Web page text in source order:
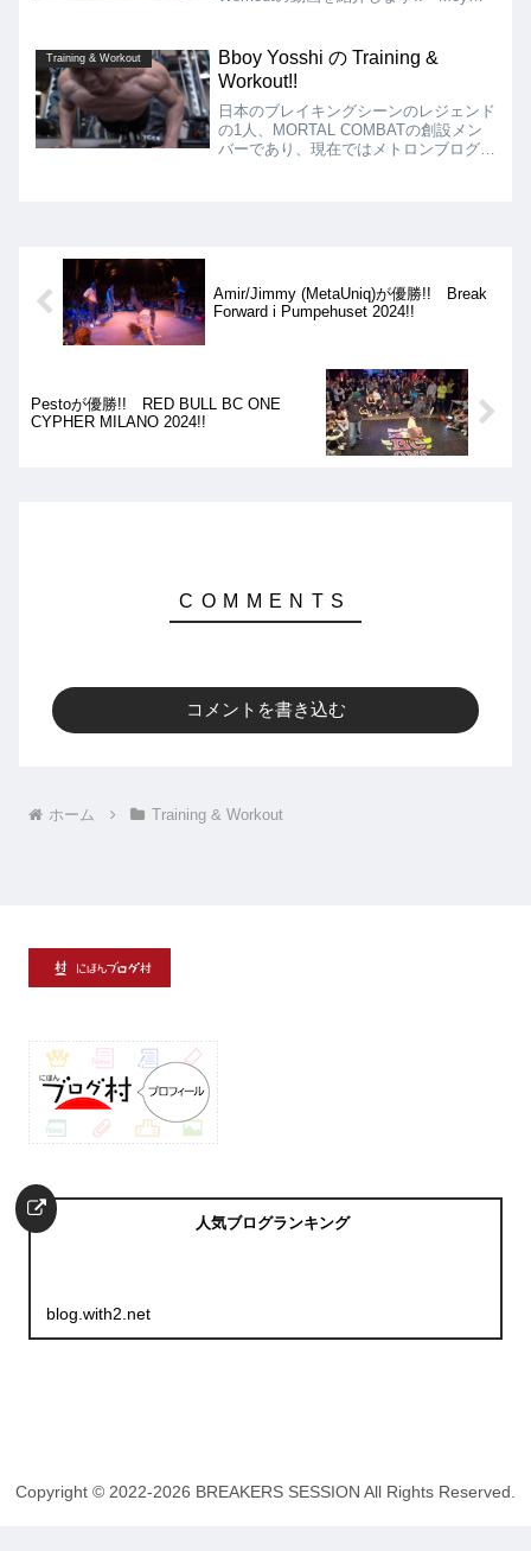
行っている様子が窺えます!!
Training & Workout
Bboy Yosshi の Training &
Workout!!
日本のブレイキングシーンのレジェンド
の1人、MORTAL COMBATの創設メン
バーであり、現在ではメトロンブログと
Amir/Jimmy (MetaUniq)が優勝!! Break
Forward i Pumpehuset 2024!!
Pestoが優勝!! RED BULL BC ONE
CYPHER MILANO 2024!!
コメントを書き込む
ホーム Training & Workout
人気ブログランキング
blog.with2.net
Copyright © 2022-2026 BREAKERS SESSION All Rights Reserved.